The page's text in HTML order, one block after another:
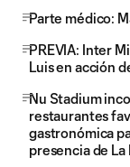
Parte médico:
PREVIA: Inter
Luis en acción
Nu Stadium
restaurantes
gastronómica
presencia de La